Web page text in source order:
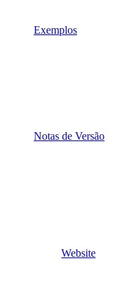
Exemplos
Notas de Versão
Website